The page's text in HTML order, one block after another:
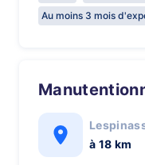
Au moins 3 mois
à 18 km